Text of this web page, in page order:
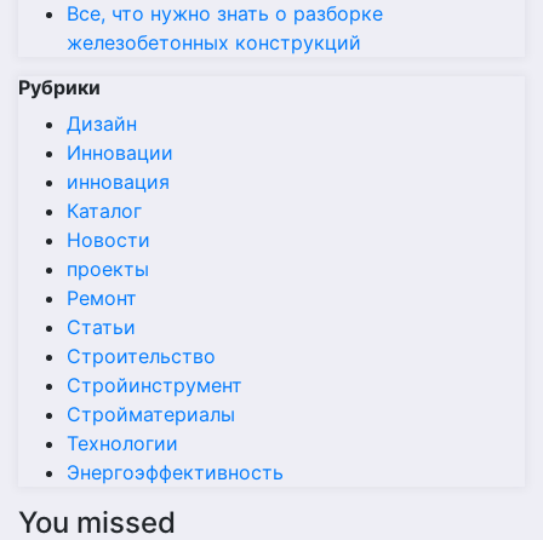
Все, что нужно знать о разборке
железобетонных конструкций
Рубрики
Дизайн
Инновации
инновация
Каталог
Новости
проекты
Ремонт
Статьи
Строительство
Стройинструмент
Стройматериалы
Технологии
Энергоэффективность
You missed